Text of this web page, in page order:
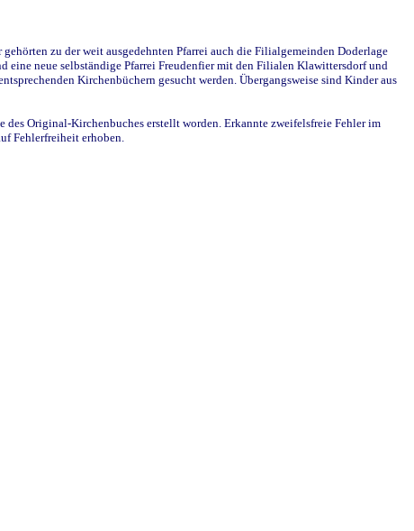
zu der weit ausgedehnten Pfarrei auch die Filialgemeinden Doderlage
neue selbständige Pfarrei Freudenfier mit den Filialen Klawittersdorf und
Kirchenbüchern gesucht werden. Übergangsweise sind Kinder aus
Original-Kirchenbuches erstellt worden. Erkannte zweifelsfreie Fehler im
Fehlerfreiheit erhoben.